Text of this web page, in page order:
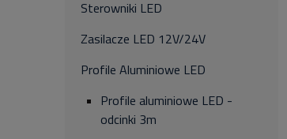
Sterowniki LED
Zasilacze LED 12V/24V
Profile Aluminiowe LED
Profile aluminiowe LED -
odcinki 3m